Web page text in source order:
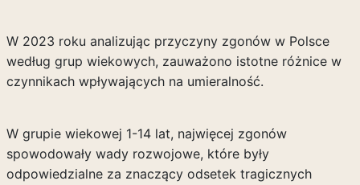
W 2023 roku analizując przyczyny zgonów w Polsce
według grup wiekowych, zauważono istotne różnice w
czynnikach wpływających na umieralność.
W grupie wiekowej 1-14 lat, najwięcej zgonów
spowodowały wady rozwojowe, które były
odpowiedzialne za znaczący odsetek tragicznych